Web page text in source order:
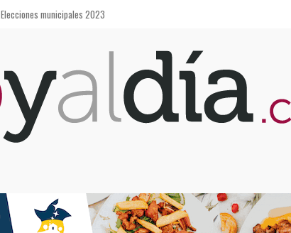
Elecciones municipales 2023